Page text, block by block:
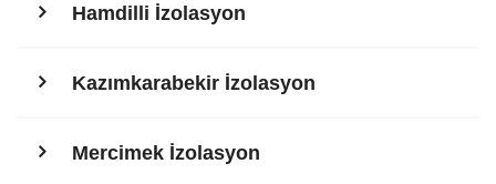
Hamdilli İzolasyon
Kazımkarabekir İzolasyon
Mercimek İzolasyon